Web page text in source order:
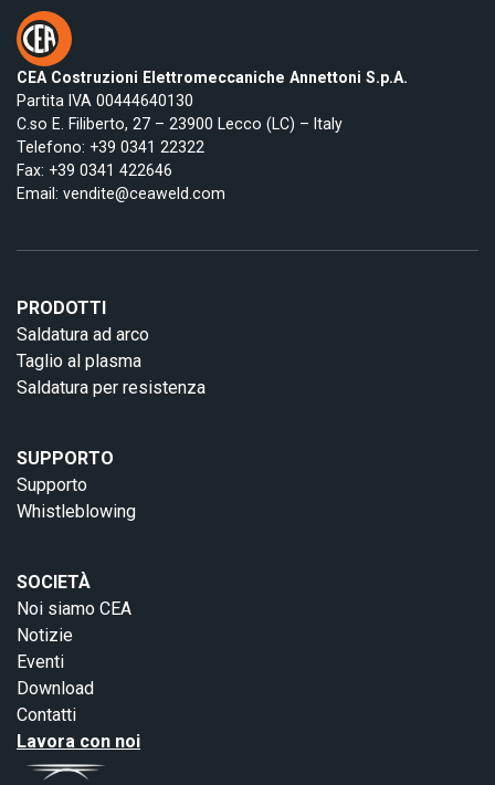
CEA Costruzioni Elettromeccaniche Annettoni S.p.A.
Partita IVA 00444640130
C.so E. Filiberto, 27 – 23900 Lecco (LC) – Italy
Telefono: +39 0341 22322
Fax: +39 0341 422646
Email: vendite@ceaweld.com
PRODOTTI
Saldatura ad arco
Taglio al plasma
Saldatura per resistenza
SUPPORTO
Supporto
Whistleblowing
SOCIETÀ
Noi siamo CEA
Notizie
Eventi
Download
Contatti
Lavora con noi